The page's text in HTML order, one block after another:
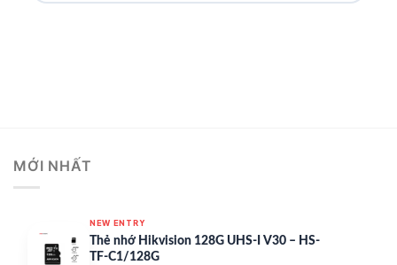
MỚI NHẤT
NEW ENTRY
Thẻ nhớ Hikvision 128G UHS-I V30 – HS-
TF-C1/128G